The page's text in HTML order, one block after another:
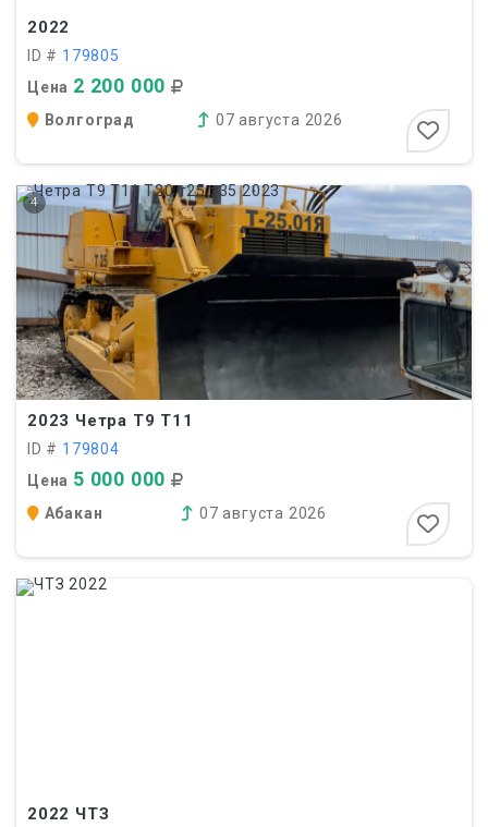
2022
ID # 179805
Цена 2 200 000
Волгоград 07 августа 2026
4
2023 Четра Т9 Т11
ID # 179804
Цена 5 000 000
Абакан 07 августа 2026
2022 ЧТЗ